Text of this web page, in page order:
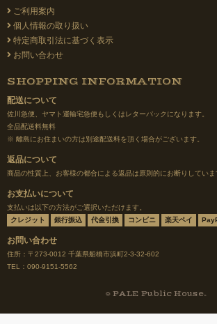
ご利用案内
個人情報の取り扱い
特定商取引法に基づく表示
お問い合わせ
SHOPPING INFORMATION
配送について
佐川急便、ヤマト運輸宅急便もしくはレターパックになります。
全品配送料無料
※ 離島にお住まいの方は別途配送料を頂く場合がございます。
返品について
商品の性質上、お客様の都合による返品は原則的にお断りしていま
お支払いについて
支払いは以下の方法がご選択いただけます。
クレジット
銀行振込 代金引換 コンビニ 楽天ペイ
お問い合わせ
住所：〒273-0012 千葉県船橋市浜町2-3-32-602
TEL：090-9151-5562
© PALE Public House.